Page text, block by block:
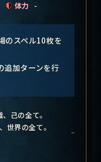
体力 -
のスペル10枚を
追加ターンを行
己の全て。
世界の全て。